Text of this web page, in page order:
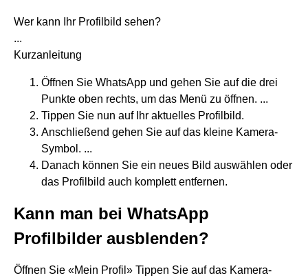
Wer kann Ihr Profilbild sehen?
...
Kurzanleitung
Öffnen Sie WhatsApp und gehen Sie auf die drei
Punkte oben rechts, um das Menü zu öffnen. ...
Tippen Sie nun auf Ihr aktuelles Profilbild.
Anschließend gehen Sie auf das kleine Kamera-
Symbol. ...
Danach können Sie ein neues Bild auswählen oder
das Profilbild auch komplett entfernen.
Kann man bei WhatsApp
Profilbilder ausblenden?
Öffnen Sie «Mein Profil» Tippen Sie auf das Kamera-